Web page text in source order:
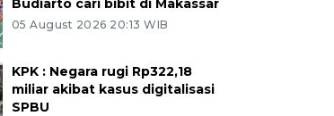
Budiarto cari bibit di Makassar
05 August 2026 20:13 WIB
KPK : Negara rugi Rp322,18
miliar akibat kasus digitalisasi
SPBU